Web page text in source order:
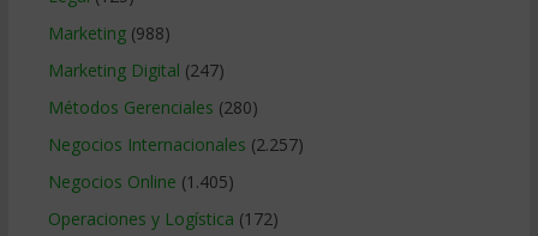
Marketing(988)
Marketing Digital (247)
Métodos Gerenciales (280)
Negocios Internacionales (2.257)
Negocios Online (1.405)
Operaciones y Logística (172)